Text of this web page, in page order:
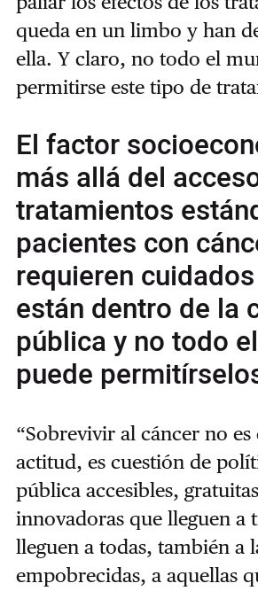
queda en un limbo y han
ella. Y claro, no todo el
permitirse este tipo de
El factor
más allá del
tratamientos
pacientes con
requieren
están dentro de la
pública y no todo
puede
“Sobrevivir al cáncer no es
actitud, es cuestión de
pública accesibles,
innovadoras que lleguen a
lleguen a todas, también a
empobrecidas, a aquellas